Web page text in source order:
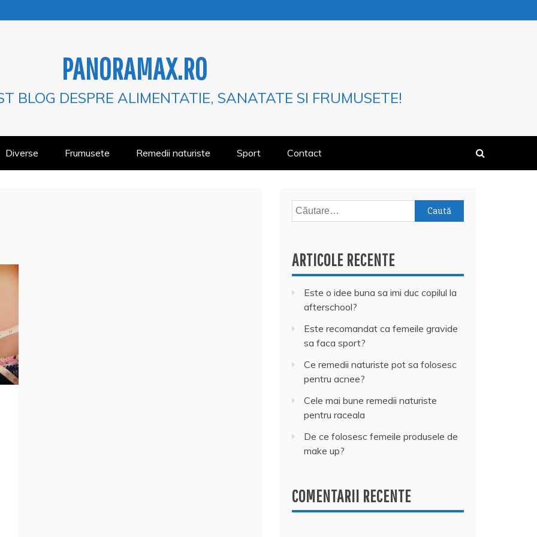
PANORAMAX.RO
BLOG DESPRE ALIMENTATIE, SANATATE SI FRUMUSETE!
Diverse Frumusete Remedii naturiste Sport Contact
Caută
după:
ARTICOLE RECENTE
Este o idee buna sa imi duc copilul la
afterschool?
Este recomandat ca femeile gravide
sa faca sport?
Ce remedii naturiste pot sa folosesc
pentru acnee?
Cele mai bune remedii naturiste
pentru raceala
De ce folosesc femeile produsele de
make up?
COMENTARII RECENTE